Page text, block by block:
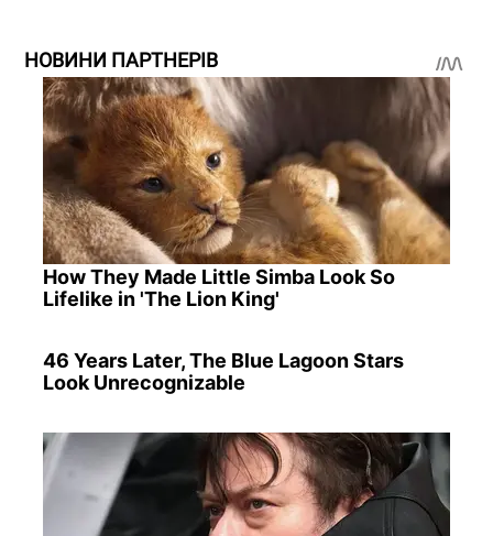
НОВИНИ ПАРТНЕРІВ
How They Made Little Simba Look So
Lifelike in 'The Lion King'
46 Years Later, The Blue Lagoon Stars
Look Unrecognizable